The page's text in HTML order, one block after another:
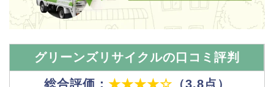
グリーンズリサイクルの口コミ評判
総合評価： ★★★★☆ （3.8点）